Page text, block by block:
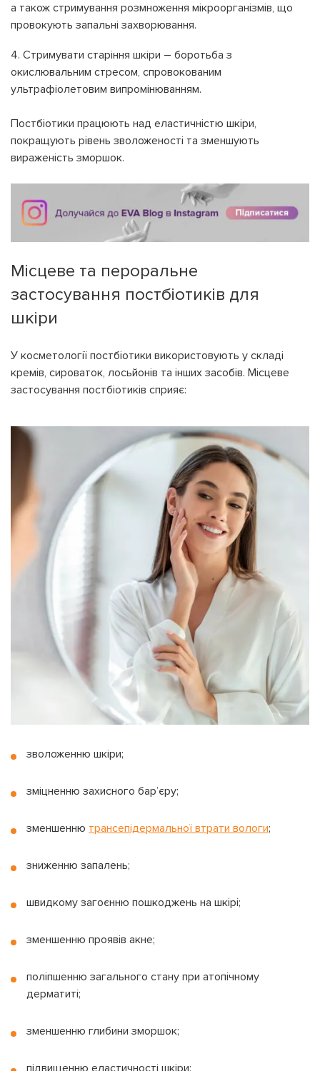
а також стримування розмноження мікроорганізмів, що
провокують запальні захворювання.
Стримувати старіння шкіри – боротьба з
окислювальним стресом, спровокованим
ультрафіолетовим випромінюванням.
Постбіотики працюють над еластичністю шкіри,
покращують рівень зволоженості та зменшують
вираженість зморшок.
Місцеве та пероральне
застосування постбіотиків для
шкіри
У косметології постбіотики використовують у складі
кремів, сироваток, лосьйонів та інших засобів. Місцеве
застосування постбіотиків сприяє:
зволоженню шкіри;
зміцненню захисного бар’єру;
зменшенню трансепідермальної втрати вологи;
зниженню запалень;
швидкому загоєнню пошкоджень на шкірі;
зменшенню проявів акне;
поліпшенню загального стану при атопічному
дерматиті;
зменшенню глибини зморшок;
підвищенню еластичності шкіри;
Авторизація
ЗАРЕЄСТРУВАТИСЯ
На вашому рахунку